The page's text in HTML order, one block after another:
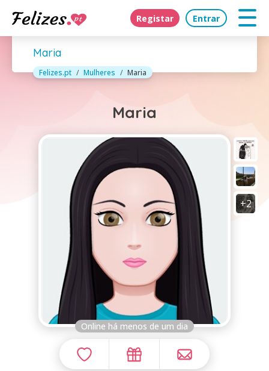
Registar Entrar
Maria
Felizes.pt Mulheres Maria
Maria
+2
Online há menos de um dia